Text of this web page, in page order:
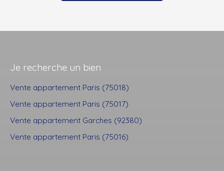
Je recherche un bien
Vente appartement Paris (75018)
Vente appartement Paris (75017)
Vente appartement Garches (92380)
Vente appartement Paris (75016)